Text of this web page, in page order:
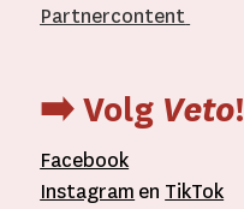
Partnercontent
➡️ Volg Veto!
Facebook
Instagram en TikTok